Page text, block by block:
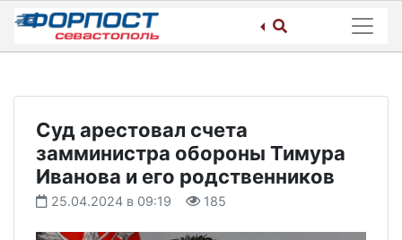
Skip
content
Суд арестовал счета
замминистра обороны Тимура
Иванова и его родственников
25.04.2024 в 09:19 185